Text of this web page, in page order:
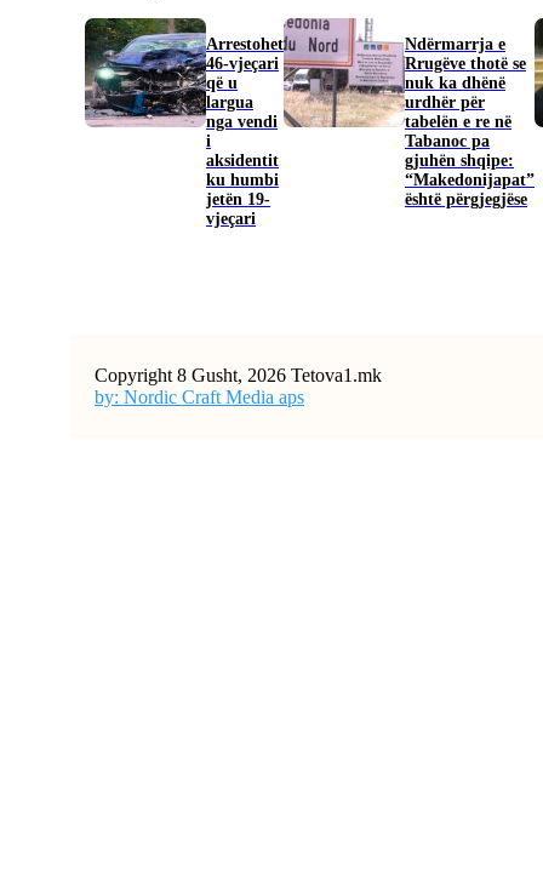
Arrestohet
46-vjeçari
që u
largua
nga vendi
i
aksidentit
ku humbi
jetën 19-
vjeçari
Ndërmarrja e
Rrugëve thotë se
nuk ka dhënë
urdhër për
tabelën e re në
Tabanoc pa
gjuhën shqipe:
“Makedonijapat”
është përgjegjëse
Copyright 8 Gusht, 2026 Tetova1.mk
by: Nordic Craft Media aps